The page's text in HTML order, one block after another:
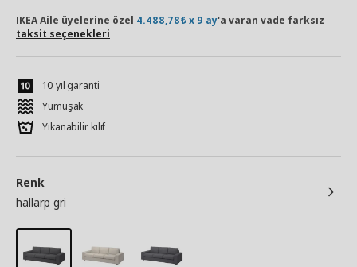
IKEA Aile üyelerine özel 4.488,78₺ x 9 ay'a varan vade farksız
taksit seçenekleri
10 yıl garanti
Yumuşak
Yıkanabilir kılıf
Renk
hallarp gri